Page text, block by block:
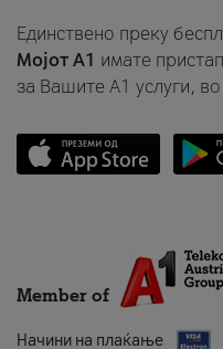
Единствено преку
Мојот A1 имате
за Вашите A1 услуги,
Member of
Начини на плаќање